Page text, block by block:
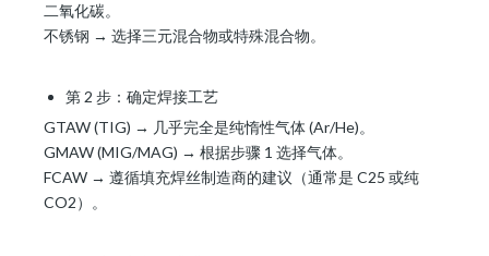
二氧化碳。
不锈钢 → 选择三元混合物或特殊混合物。
第 2 步：确定焊接工艺
GTAW (TIG) → 几乎完全是纯惰性气体 (Ar/He)。
GMAW (MIG/MAG) → 根据步骤 1 选择气体。
FCAW → 遵循填充焊丝制造商的建议（通常是 C25 或纯
CO2）。